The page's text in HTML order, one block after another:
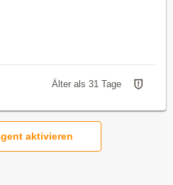
Älter als 31 Tage
aktivieren